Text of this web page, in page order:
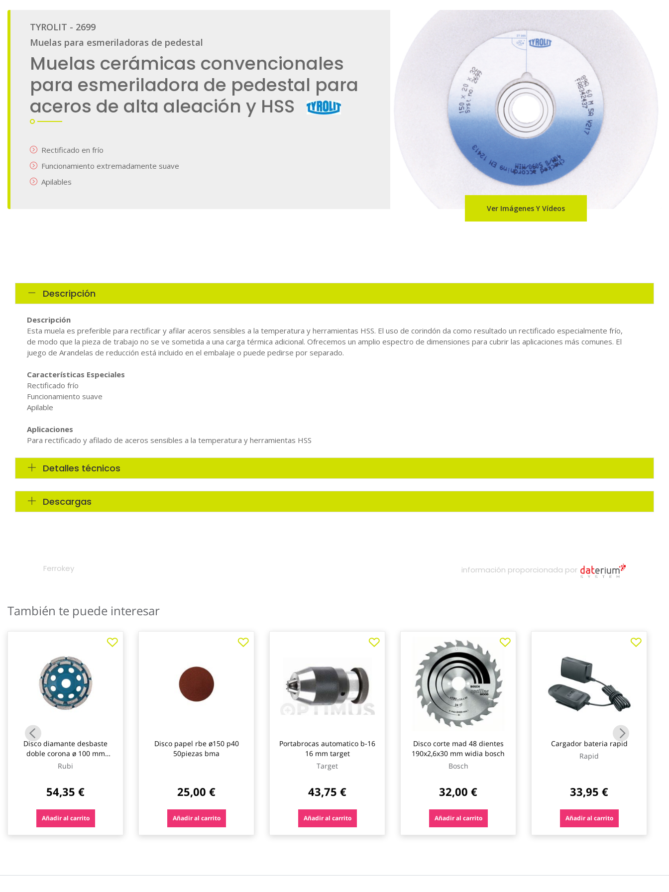
de
imágenes
También te puede interesar
Disco diamante desbaste
doble corona ø 100 mm
hormigón rubi
Rubi
54,35 €
Añadir al carrito
Disco papel rbe ø150 p40
50piezas bma
25,00 €
Añadir al carrito
Portabrocas automatico b-16
16 mm target
Target
43,75 €
Añadir al carrito
Disco corte mad 48 dientes
190x2,6x30 mm widia bosch
Bosch
32,00 €
Añadir al carrito
Cargador bateria rapid
Rapid
33,95 €
Añadir al carrito